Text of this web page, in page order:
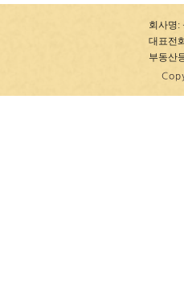
회사명:
대표전
부동산